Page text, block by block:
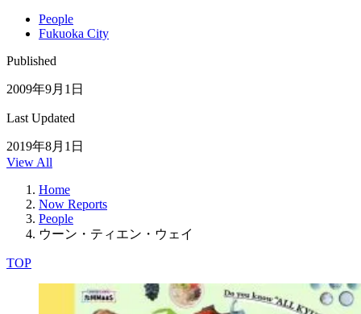
People
Fukuoka City
Published
2009年9月1日
Last Updated
2019年8月1日
View All
Home
Now Reports
People
ウーン・ティエン・ウェイ
TOP